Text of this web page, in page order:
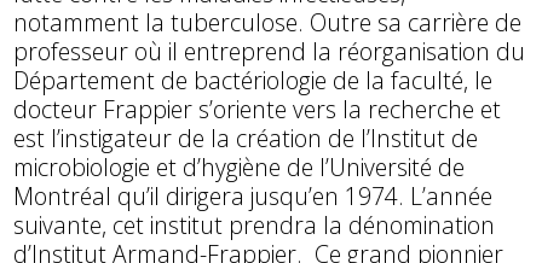
notamment la tuberculose. Outre sa carrière de
professeur où il entreprend la réorganisation du
Département de bactériologie de la faculté, le
docteur Frappier s’oriente vers la recherche et
est l’instigateur de la création de l’Institut de
microbiologie et d’hygiène de l’Université de
Montréal qu’il dirigera jusqu’en 1974. L’année
suivante, cet institut prendra la dénomination
d’Institut Armand-Frappier. Ce grand pionnier